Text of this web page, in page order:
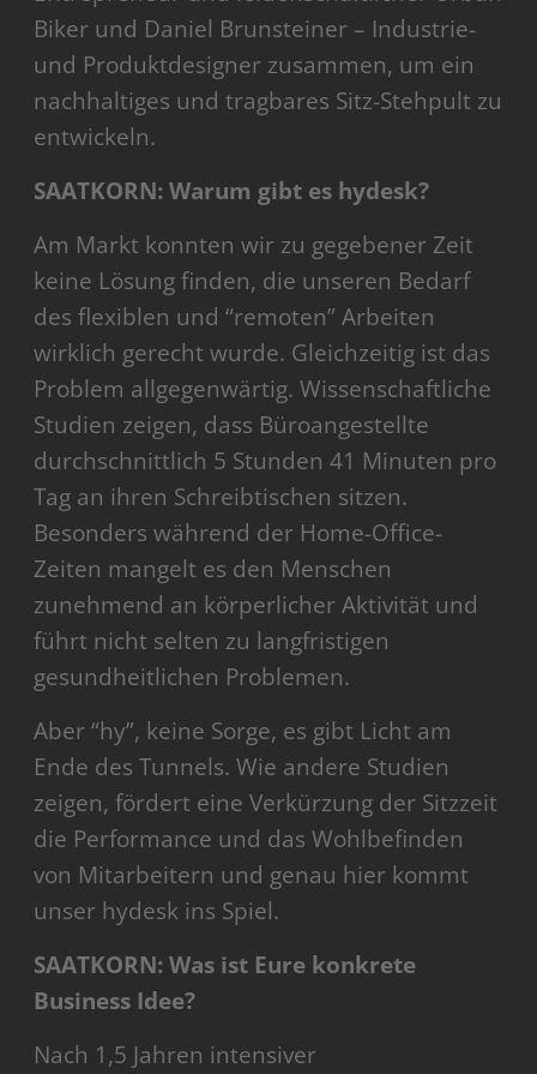
Biker und Daniel Brunsteiner – Industrie-
und Produktdesigner zusammen, um ein
nachhaltiges und tragbares Sitz-Stehpult zu
entwickeln.
SAATKORN: Warum gibt es hydesk?
Am Markt konnten wir zu gegebener Zeit
keine Lösung finden, die unseren Bedarf
des flexiblen und “remoten” Arbeiten
wirklich gerecht wurde. Gleichzeitig ist das
Problem allgegenwärtig. Wissenschaftliche
Studien zeigen, dass Büroangestellte
durchschnittlich 5 Stunden 41 Minuten pro
Tag an ihren Schreibtischen sitzen.
Besonders während der Home-Office-
Zeiten mangelt es den Menschen
zunehmend an körperlicher Aktivität und
führt nicht selten zu langfristigen
gesundheitlichen Problemen.
Aber “hy”, keine Sorge, es gibt Licht am
Ende des Tunnels. Wie andere Studien
zeigen, fördert eine Verkürzung der Sitzzeit
die Performance und das Wohlbefinden
von Mitarbeitern und genau hier kommt
unser hydesk ins Spiel.
SAATKORN: Was ist Eure konkrete
Business Idee?
Nach 1,5 Jahren intensiver